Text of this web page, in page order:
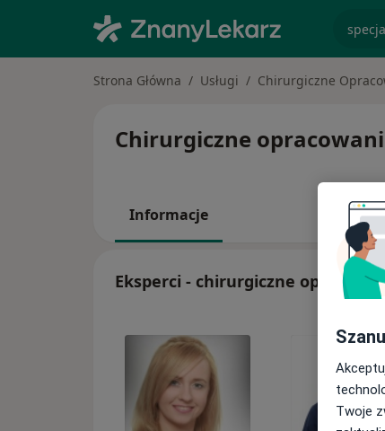
Strona Główna Usługi Chirurgiczne
Chirurgiczne
Informacje
Eksperci - chirurgiczne
Twoje